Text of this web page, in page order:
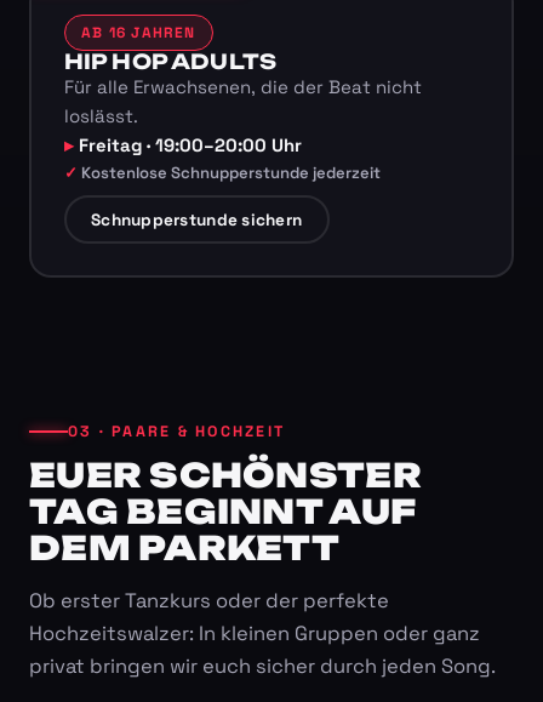
AB 16 JAHREN
HIP HOP ADULTS
Für alle Erwachsenen, die der Beat nicht
loslässt.
Freitag · 19:00–20:00 Uhr
Kostenlose Schnupperstunde jederzeit
Schnupperstunde sichern
03 · PAARE & HOCHZEIT
EUER SCHÖNSTER
TAG BEGINNT AUF
DEM PARKETT
Ob erster Tanzkurs oder der perfekte
Hochzeitswalzer: In kleinen Gruppen oder ganz
privat bringen wir euch sicher durch jeden Song.